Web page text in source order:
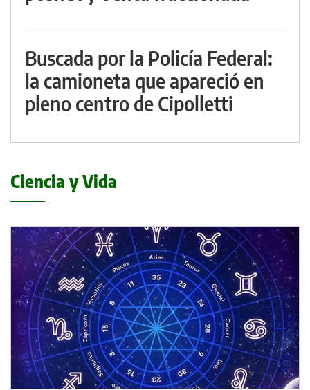
Buscada por la Policía Federal:
la camioneta que apareció en
pleno centro de Cipolletti
Ciencia y Vida